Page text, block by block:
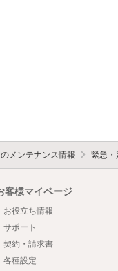
メンテナンス情報 緊急・
客様マイページ
お役立ち情報
サポート
契約・請求書
各種設定